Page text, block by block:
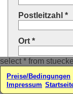
select * from
Postleitzahl *
Ort *
Land *
Ihre E-Mail-
Preise/Bedingungen
Impressum